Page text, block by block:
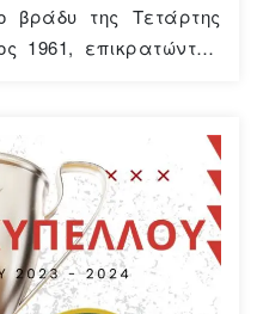
βράδυ της Τετάρτης
1961, επικρατώντας
έφτασαν σε
του τροπαίου, μετά
στη Θύελλα
στο γκολ του